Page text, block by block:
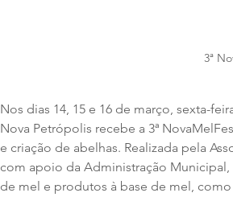
3ª
Nos dias 14, 15 e 16 de março, sexta-
Nova Petrópolis recebe a 3ª
e criação de abelhas. Realizada pela
com apoio da Administração
de mel e produtos à base de mel,